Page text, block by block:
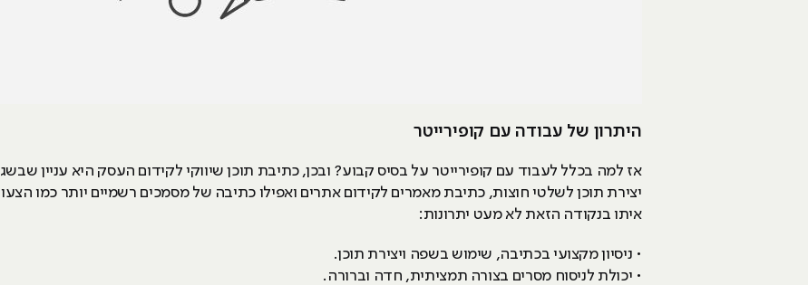
היתרון של עבודה עם קופירייטר
אז למה בכלל לעבוד עם קופירייטר על בסיס קבוע? ובכן, כתיבת תוכן שיווקי לקידום העסק היא עניין
יצירת תוכן לשלטי חוצות, כתיבת מאמרים לקידום אתרים ואפילו כתיבה של מסמכים רשמיים יותר כמו
איתו בנקודה הזאת לא מעט יתרונות:
• ניסיון מקצועי בכתיבה, שימוש בשפה ויצירת תוכן.
• יכולת לניסוח מסרים בצורה תמציתית, חדה וברורה.